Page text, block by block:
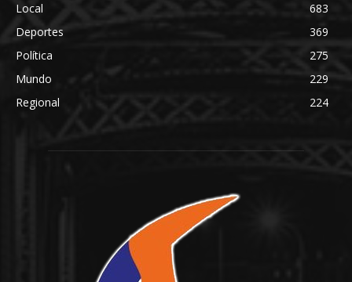
Local
683
Deportes
369
Política
275
Mundo
229
Regional
224